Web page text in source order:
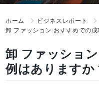
ホーム
ビジネスレポート
卸 ファッション おすすめでの
卸 ファッショ
例はありますか